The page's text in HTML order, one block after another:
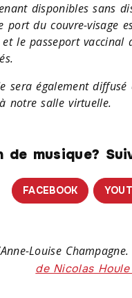
disponibles sans
port du couvre-visage
le passeport vaccinal
sera également
notre salle virtuelle.
de musique?
FACEBOOK
Louise Champagne.
de Nicolas Houle